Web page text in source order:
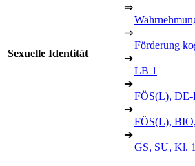
Sexuelle Identität
⇒
⇒
Förderung
➔
LB 1
➔
FÖS(L),
➔
FÖS(L),
➔
GS, SU, Kl.